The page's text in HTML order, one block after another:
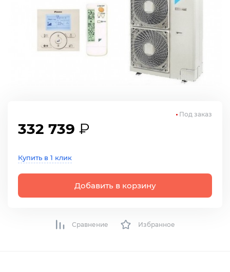
332 739 ₽
Купить в 1 клик
Добавить в корзину
Под заказ
Сравнение Избранное